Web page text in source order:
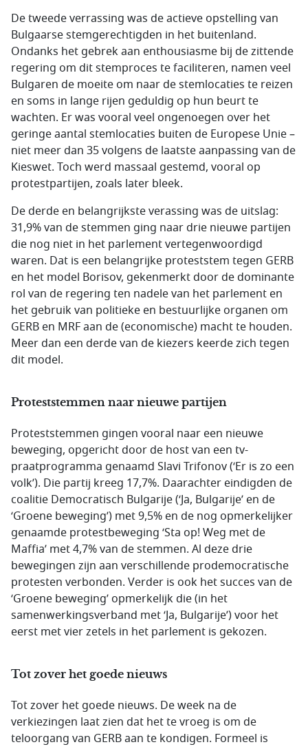
De tweede verrassing was de actieve opstelling van
Bulgaarse stemgerechtigden in het buitenland.
Ondanks het gebrek aan enthousiasme bij de zittende
regering om dit stemproces te faciliteren, namen veel
Bulgaren de moeite om naar de stemlocaties te reizen
en soms in lange rijen geduldig op hun beurt te
wachten. Er was vooral veel ongenoegen over het
geringe aantal stemlocaties buiten de Europese Unie –
niet meer dan 35 volgens de laatste aanpassing van de
Kieswet. Toch werd massaal gestemd, vooral op
protestpartijen, zoals later bleek.
De derde en belangrijkste verassing was de uitslag:
31,9% van de stemmen ging naar drie nieuwe partijen
die nog niet in het parlement vertegenwoordigd
waren. Dat is een belangrijke proteststem tegen GERB
en het model Borisov, gekenmerkt door de dominante
rol van de regering ten nadele van het parlement en
het gebruik van politieke en bestuurlijke organen om
GERB en MRF aan de (economische) macht te houden.
Meer dan een derde van de kiezers keerde zich tegen
dit model.
Proteststemmen naar nieuwe partijen
Proteststemmen gingen vooral naar een nieuwe
beweging, opgericht door de host van een tv-
praatprogramma genaamd Slavi Trifonov (‘Er is zo een
volk’). Die partij kreeg 17,7%. Daarachter eindigden de
coalitie Democratisch Bulgarije (‘Ja, Bulgarije’ en de
‘Groene beweging’) met 9,5% en de nog opmerkelijker
genaamde protestbeweging ‘Sta op! Weg met de
Maffia’ met 4,7% van de stemmen. Al deze drie
bewegingen zijn aan verschillende prodemocratische
protesten verbonden. Verder is ook het succes van de
‘Groene beweging’ opmerkelijk die (in het
samenwerkingsverband met ‘Ja, Bulgarije’) voor het
eerst met vier zetels in het parlement is gekozen.
Tot zover het goede nieuws
Tot zover het goede nieuws. De week na de
verkiezingen laat zien dat het te vroeg is om de
teloorgang van GERB aan te kondigen. Formeel is